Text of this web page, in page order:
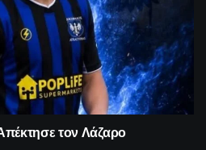
τον Λάζαρο